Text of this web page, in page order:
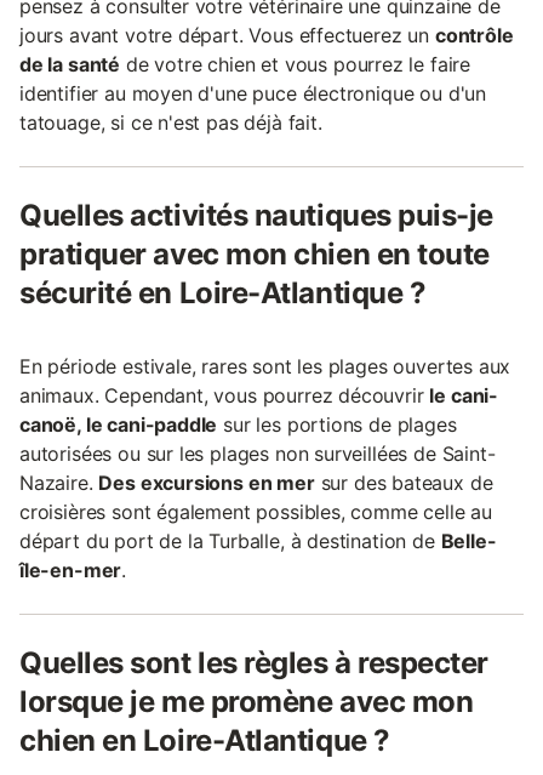
pensez à consulter votre vétérinaire une quinzaine de
jours avant votre départ. Vous effectuerez un contrôle
de la santé de votre chien et vous pourrez le faire
identifier au moyen d'une puce électronique ou d'un
tatouage, si ce n'est pas déjà fait.
Quelles activités nautiques puis-je
pratiquer avec mon chien en toute
sécurité en Loire-Atlantique ?
En période estivale, rares sont les plages ouvertes aux
animaux. Cependant, vous pourrez découvrir le cani-
canoë, le cani-paddle sur les portions de plages
autorisées ou sur les plages non surveillées de Saint-
Nazaire. Des excursions en mersur des bateaux de
croisières sont également possibles, comme celle au
départ du port de la Turballe, à destination de Belle-
île-en-mer.
Quelles sont les règles à respecter
lorsque je me promène avec mon
chien en Loire-Atlantique ?